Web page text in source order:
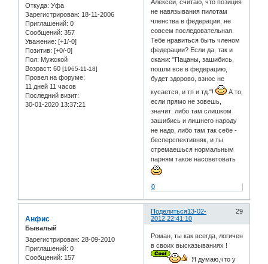
Откуда: Уфа
Зарегистрирован: 18-11-2006
Приглашений: 0
Сообщений: 357
Уважение: [+1/-0]
Позитив: [+0/-0]
Пол: Мужской
Возраст: 60 [1965-11-18]
Провел на форуме:
11 дней 11 часов
Последний визит:
30-01-2020 13:37:21
Алексей, считаю, что позиция
не навязывания пилотам
членства в федерации, не
совсем последовательная.
Тебе нравиться быть членом
федерации? Если да, так и
скажи: "Пацаны, зашибись,
пошли все в федерацию,
будет здорово, взнос не
кусается, и тп и тд."!
А то,
если прямо не зовешь,
значит: либо там слишком
зашибись и лишнего народу
не надо, либо там так себе -
бесперспективняк, и ты
стремаешься нормальным
парням такое насоветовать
0
Поделиться 29
13-02-
2012 22:41:10
Анфис
Бывалый
Зарегистрирован: 28-09-2010
Приглашений: 0
Сообщений: 157
Роман, ты как всегда, логичен
в своих высказываниях !
Я думаю,что у